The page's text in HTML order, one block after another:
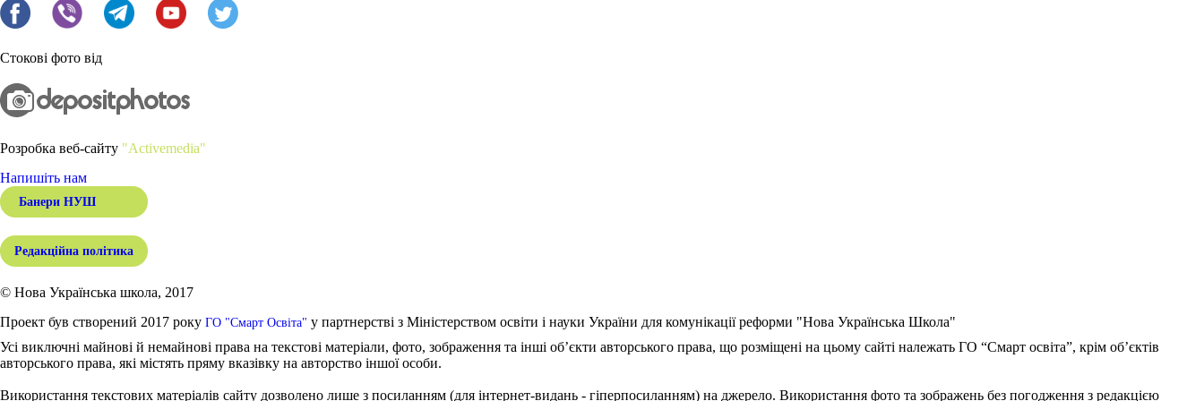
Стокові фото від
Розробка веб-сайту "Activemedia"
Напишіть нам
Банери НУШ
Редакційна політика
© Нова Українська школа, 2017
Проект був створений 2017 року ГО "Смарт Освіта" у партнерстві з Міністерством освіти і науки України для комунікації реформи "Нова Українська Школа"
Усі виключні майнові й немайнові права на текстові матеріали, фото, зображення та інші об’єкти авторського права, що розміщені на цьому сайті належать ГО “Смарт освіта”, крім об’єктів
авторського права, які містять пряму вказівку на авторство іншої особи.
Використання текстових матеріалів сайту дозволено лише з посиланням (для інтернет-видань - гіперпосиланням) на джерело. Використання фото та зображень без погодження з редакцією